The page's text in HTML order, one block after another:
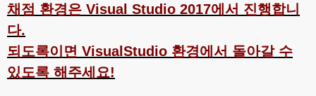
채점 환경은 Visual Studio 2017에서 진행합니
다.
되도록이면 VisualStudio 환경에서 돌아갈 수
있도록 해주세요!